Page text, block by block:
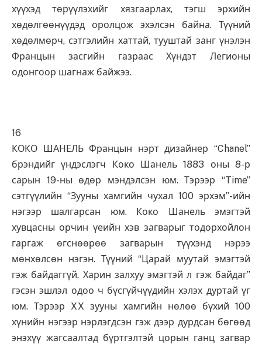
хүүхэд төрүүлэхийг хязгаарлах, тэгш эрхийн
хөдөлгөөнүүдэд оролцож эхэлсэн байна. Түүний
хөдөлмөрч, сэтгэлийн хаттай, тууштай занг үнэлэн
Францын засгийн газраас Хүндэт Легионы
одонгоор шагнаж байжээ.
16
КОКО ШАНЕЛЬ Францын нэрт дизайнер “Chanel”
брэндийг үндэслэгч Коко Шанель 1883 оны 8-р
сарын 19-ны өдөр мэндэлсэн юм. Тэрээр “Time”
сэтгүүлийн “Зууны хамгийн чухал 100 эрхэм”-ийн
нэгээр шалгарсан юм. Коко Шанель эмэгтэй
хувцасны орчин үеийн хэв загварыг тодорхойлон
гаргаж өгснөөрөө загварын түүхэнд нэрээ
мөнхөлсөн нэгэн. Түүний “Царай муутай эмэгтэй
гэж байдаггүй. Харин залхуу эмэгтэй л гэж байдаг”
гэсэн эшлэл одоо ч бүсгүйчүүдийн хэлэх дуртай үг
юм. Тэрээр XX зууны хамгийн нөлөө бүхий 100
хүнийн нэгээр нэрлэгдсэн гэж дээр дурдсан бөгөөд
энэхүү жагсаалтад бүртгэлтэй цорын ганц загвар